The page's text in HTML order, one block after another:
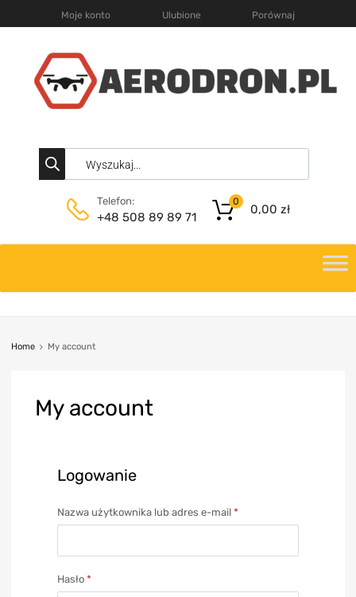
Moje konto Ulubione Porównaj
Telefon:
+48 508 89 89 71
0,00 zł
0
Home My account
Myaccount
Logowanie
Nazwa użytkownika lub adres e-mail *
Hasło *